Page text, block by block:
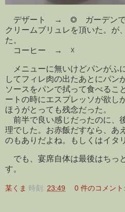
デザート → ◎ ガーデンでの
クリームブリュレを頂いた。が
た。
コーヒー → ☓
メニューに無いけどパンがふ
してフィレ肉の出たあとにパン
ソースをパンで拭って食べるこ
ートの時にエスプレッソが欲し
ほうがとっても残念だった。
前半で良い感じだったのに、
理でした。お赤飯だすなら、あ
のもありだよね。もしくはイタ
でも、宴席自体は最後はちっ
す。
某くま 時刻: 23:49 0 件のコメント: